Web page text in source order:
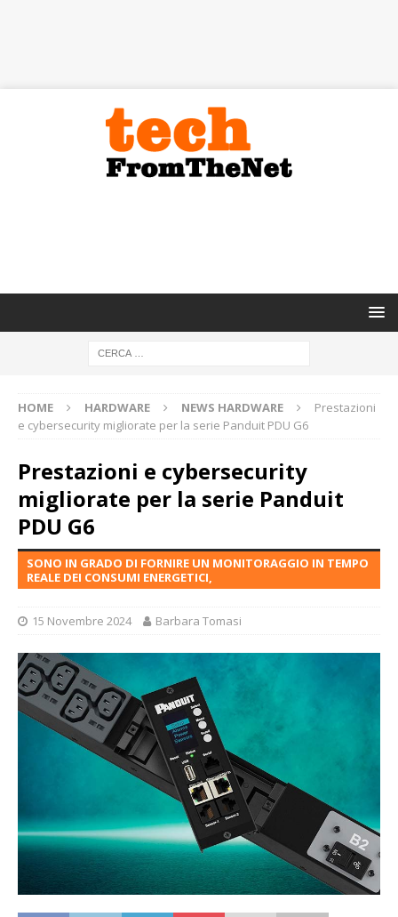
HOME HARDWARE NEWS HARDWARE
Prestazioni
e cybersecurity migliorate per la serie Panduit PDU G6
Prestazioni e cybersecurity
migliorate per la serie Panduit
PDU G6
SONO IN GRADO DI FORNIRE UN MONITORAGGIO IN TEMPO
REALE DEI CONSUMI ENERGETICI,
15 Novembre 2024 Barbara Tomasi